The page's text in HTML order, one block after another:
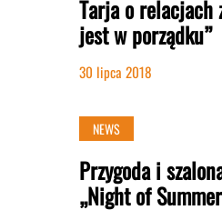
Tarja o relacjach
jest w porządku”
30 lipca 2018
NEWS
Przygoda i
„Night of